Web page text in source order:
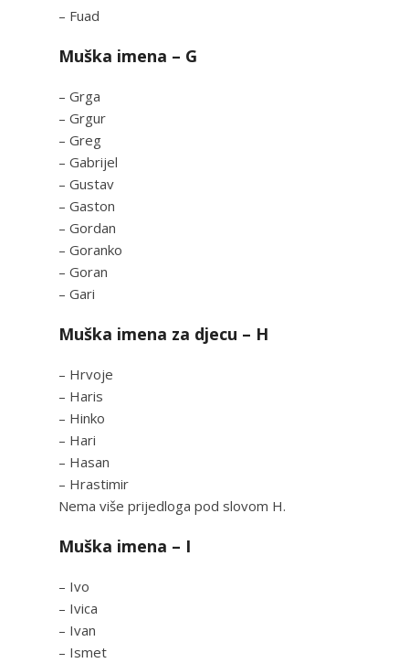
– Fuad
Muška imena – G
– Grga
– Grgur
– Greg
– Gabrijel
– Gustav
– Gaston
– Gordan
– Goranko
– Goran
– Gari
Muška imena za djecu – H
– Hrvoje
– Haris
– Hinko
– Hari
– Hasan
– Hrastimir
Nema više prijedloga pod slovom H.
Muška imena – I
– Ivo
– Ivica
– Ivan
– Ismet